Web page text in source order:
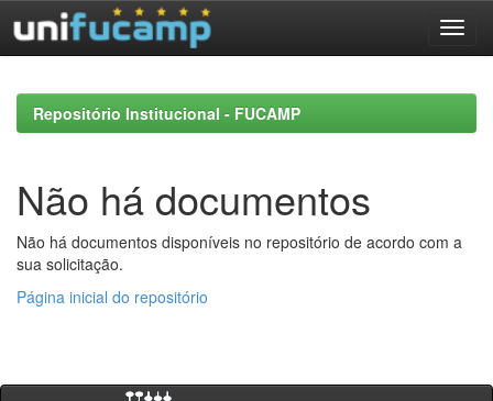
navigationRepositório Institucional - FUCAMP
Não há documentos
Não há documentos disponíveis no repositório de acordo com a
sua solicitação.
Página inicial do repositório